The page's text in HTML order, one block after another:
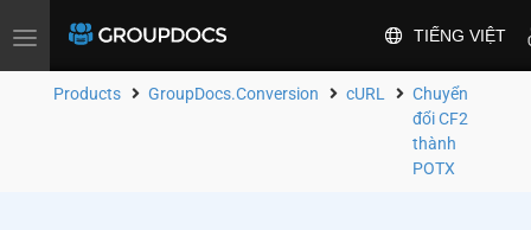
Toggle
TIẾNG VIỆT
Products GroupDocs.Conversion cURL
Chuyển
đổi CF2
thành
POTX